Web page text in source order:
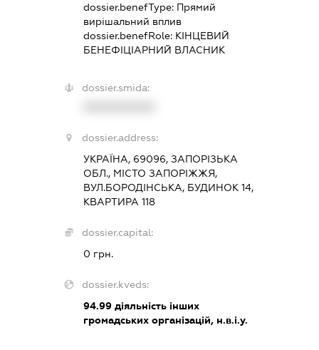
dossier.benefType: Прямий
вирішальний вплив
dossier.benefRole: КІНЦЕВИЙ
БЕНЕФІЦІАРНИЙ ВЛАСНИК
dossier.smida:
dossier.address:
УКРАЇНА, 69096, ЗАПОРІЗЬКА
ОБЛ., МІСТО ЗАПОРІЖЖЯ,
ВУЛ.БОРОДІНСЬКА, БУДИНОК 14,
КВАРТИРА 118
dossier.capital:
0 грн.
dossier.kveds:
94.99діяльність інших
громадських організацій, н.в.і.у.